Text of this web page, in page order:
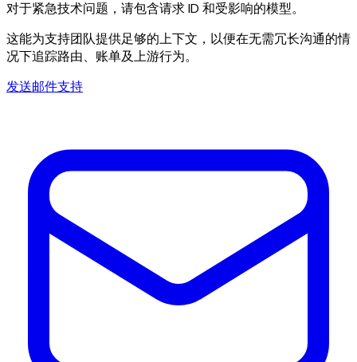
对于紧急技术问题，请包含请求 ID 和受影响的模型。
这能为支持团队提供足够的上下文，以便在无需冗长沟通的情
况下追踪路由、账单及上游行为。
发送邮件支持